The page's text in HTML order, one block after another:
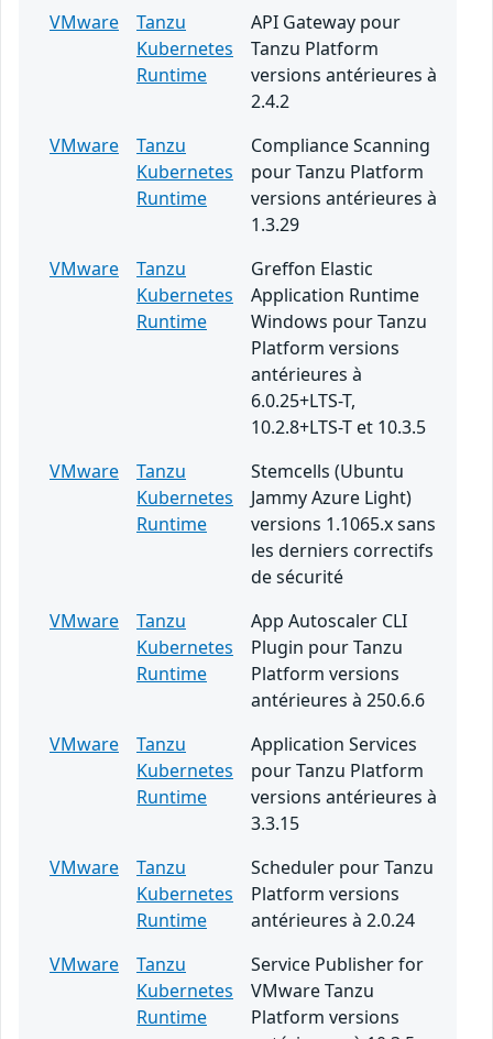
VMware
Tanzu
Kubernetes
Runtime
API Gateway pour
Tanzu Platform
versions antérieures à
2.4.2
VMware
Tanzu
Kubernetes
Runtime
Compliance Scanning
pour Tanzu Platform
versions antérieures à
1.3.29
VMware
Tanzu
Kubernetes
Runtime
Greffon Elastic
Application Runtime
Windows pour Tanzu
Platform versions
antérieures à
6.0.25+LTS-T,
10.2.8+LTS-T et 10.3.5
VMware
Tanzu
Kubernetes
Runtime
Stemcells (Ubuntu
Jammy Azure Light)
versions 1.1065.x sans
les derniers correctifs
de sécurité
VMware
Tanzu
Kubernetes
Runtime
App Autoscaler CLI
Plugin pour Tanzu
Platform versions
antérieures à 250.6.6
VMware
Tanzu
Kubernetes
Runtime
Application Services
pour Tanzu Platform
versions antérieures à
3.3.15
VMware
Tanzu
Kubernetes
Runtime
Scheduler pour Tanzu
Platform versions
antérieures à 2.0.24
VMware
Tanzu
Kubernetes
Runtime
Service Publisher for
VMware Tanzu
Platform versions